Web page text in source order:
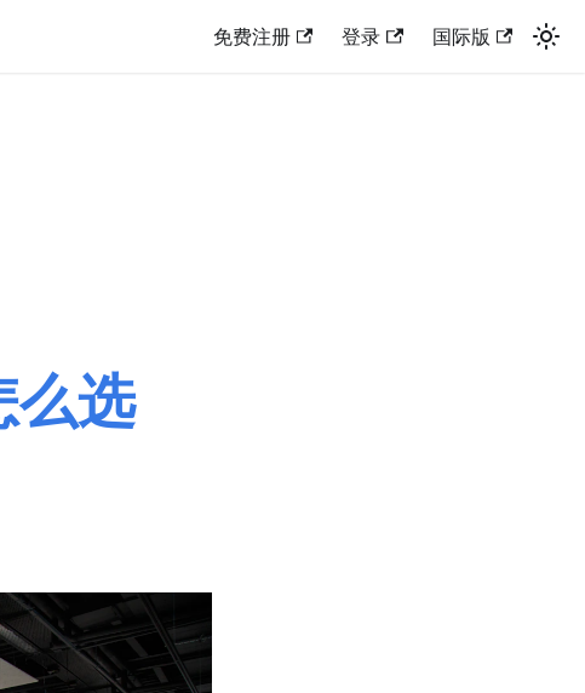
免费注册 登录 国际版
么选